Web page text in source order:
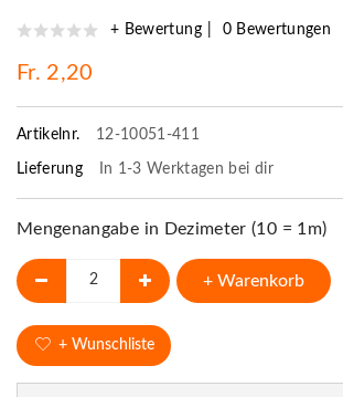
+ Bewertung 0 Bewertungen
Fr. 2,20
Artikelnr. 12-10051-411
Lieferung In 1-3 Werktagen bei dir
Mengenangabe in Dezimeter (10 = 1m)
+ Warenkorb
+ Wunschliste